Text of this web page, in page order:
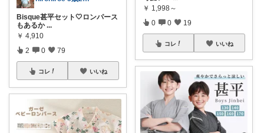
Bisque甚平セット🤍ロンパース
もあるか ...
￥ 4,910
2 0 79
コレ いいね
￥ 1,998～
0 0 19
コレ いいね